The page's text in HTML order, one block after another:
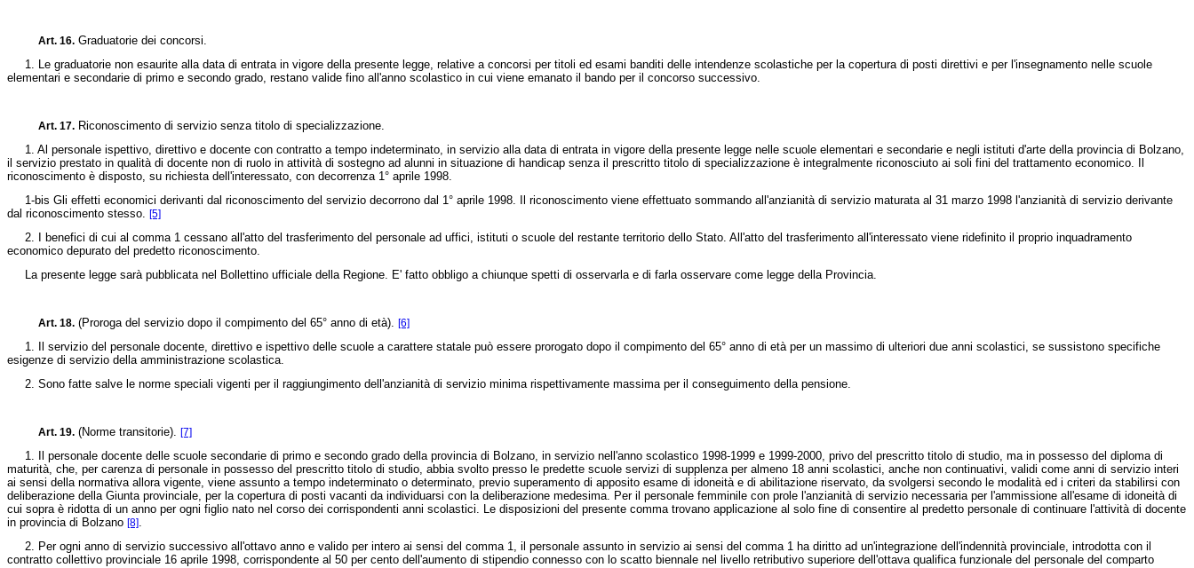
Art. 16. Graduatorie dei concorsi.
1. Le graduatorie non esaurite alla data di entrata in vigore della presente legge, relative a concorsi per titoli ed esami banditi delle intendenze scolastiche per la copertura di posti direttivi e per l'insegnamento nelle scuole
elementari e secondarie di primo e secondo grado, restano valide fino all'anno scolastico in cui viene emanato il bando per il concorso successivo.
Art. 17. Riconoscimento di servizio senza titolo di specializzazione.
1. Al personale ispettivo, direttivo e docente con contratto a tempo indeterminato, in servizio alla data di entrata in vigore della presente legge nelle scuole elementari e secondarie e negli istituti d'arte della provincia di Bolzano,
il servizio prestato in qualità di docente non di ruolo in attività di sostegno ad alunni in situazione di handicap senza il prescritto titolo di specializzazione è integralmente riconosciuto ai soli fini del trattamento economico. Il
riconoscimento è disposto, su richiesta dell'interessato, con decorrenza 1° aprile 1998.
1-bis Gli effetti economici derivanti dal riconoscimento del servizio decorrono dal 1° aprile 1998. Il riconoscimento viene effettuato sommando all'anzianità di servizio maturata al 31 marzo 1998 l'anzianità di servizio derivante
dal riconoscimento stesso. [5]
2. I benefici di cui al comma 1 cessano all'atto del trasferimento del personale ad uffici, istituti o scuole del restante territorio dello Stato. All'atto del trasferimento all'interessato viene ridefinito il proprio inquadramento
economico depurato del predetto riconoscimento.
La presente legge sarà pubblicata nel Bollettino ufficiale della Regione. E' fatto obbligo a chiunque spetti di osservarla e di farla osservare come legge della Provincia.
Art. 18. (Proroga del servizio dopo il compimento del 65° anno di età). [6]
1. Il servizio del personale docente, direttivo e ispettivo delle scuole a carattere statale può essere prorogato dopo il compimento del 65° anno di età per un massimo di ulteriori due anni scolastici, se sussistono specifiche
esigenze di servizio della amministrazione scolastica.
2. Sono fatte salve le norme speciali vigenti per il raggiungimento dell'anzianità di servizio minima rispettivamente massima per il conseguimento della pensione.
Art. 19. (Norme transitorie). [7]
1. Il personale docente delle scuole secondarie di primo e secondo grado della provincia di Bolzano, in servizio nell'anno scolastico 1998-1999 e 1999-2000, privo del prescritto titolo di studio, ma in possesso del diploma di
maturità, che, per carenza di personale in possesso del prescritto titolo di studio, abbia svolto presso le predette scuole servizi di supplenza per almeno 18 anni scolastici, anche non continuativi, validi come anni di servizio interi
ai sensi della normativa allora vigente, viene assunto a tempo indeterminato o determinato, previo superamento di apposito esame di idoneità e di abilitazione riservato, da svolgersi secondo le modalità ed i criteri da stabilirsi con
deliberazione della Giunta provinciale, per la copertura di posti vacanti da individuarsi con la deliberazione medesima. Per il personale femminile con prole l'anzianità di servizio necessaria per l'ammissione all'esame di idoneità di
cui sopra è ridotta di un anno per ogni figlio nato nel corso dei corrispondenti anni scolastici. Le disposizioni del presente comma trovano applicazione al solo fine di consentire al predetto personale di continuare l'attività di docente
in provincia di Bolzano [8].
2. Per ogni anno di servizio successivo all'ottavo anno e valido per intero ai sensi del comma 1, il personale assunto in servizio ai sensi del comma 1 ha diritto ad un'integrazione dell'indennità provinciale, introdotta con il
contratto collettivo provinciale 16 aprile 1998, corrispondente al 50 per cento dell'aumento di stipendio connesso con lo scatto biennale nel livello retributivo superiore dell'ottava qualifica funzionale del personale del comparto